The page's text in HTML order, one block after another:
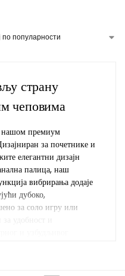
страну
чеповима
нашом премиум
за почетнике и
елегантни дизајн
палица, наш
вибрирања додаје
дубоко,
за соло игру или
и узбудљивог